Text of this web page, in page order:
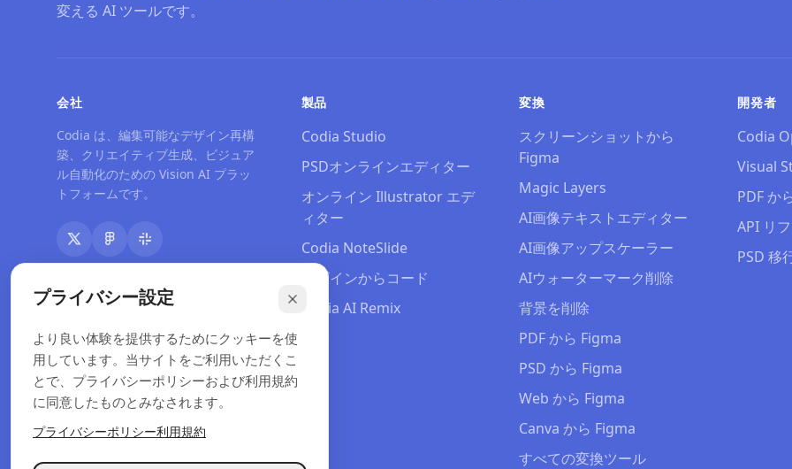
変える AI ツールです。
会社
Codia は、編集可能なデザイン再構
築、クリエイティブ生成、ビジュア
ル自動化のための Vision AI プラッ
トフォームです。
製品
Codia Studio
PSDオンラインエディター
オンライン Illustrator エデ
ィター
Codia NoteSlide
デザインからコード
Codia AI Remix
変換
スクリーンショットから
Figma
Magic Layers
AI画像テキストエディター
AI画像アップスケーラー
AIウォーターマーク削除
背景を削除
PDF から Figma
PSD から Figma
Web から Figma
Canva から Figma
すべての変換ツール
開発者
Codia
Visual
PDF か
API リ
PSD 移
プライバシー設定
より良い体験を提供するためにクッキーを使
用しています。当サイトをご利用いただくこ
とで、プライバシーポリシーおよび利用規約
に同意したものとみなされます。
プライバシーポリシー利用規約